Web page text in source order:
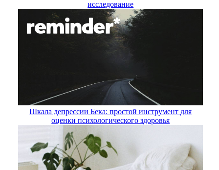
исследование
Шкала депрессии Бека: простой инструмент для
оценки психологического здоровья